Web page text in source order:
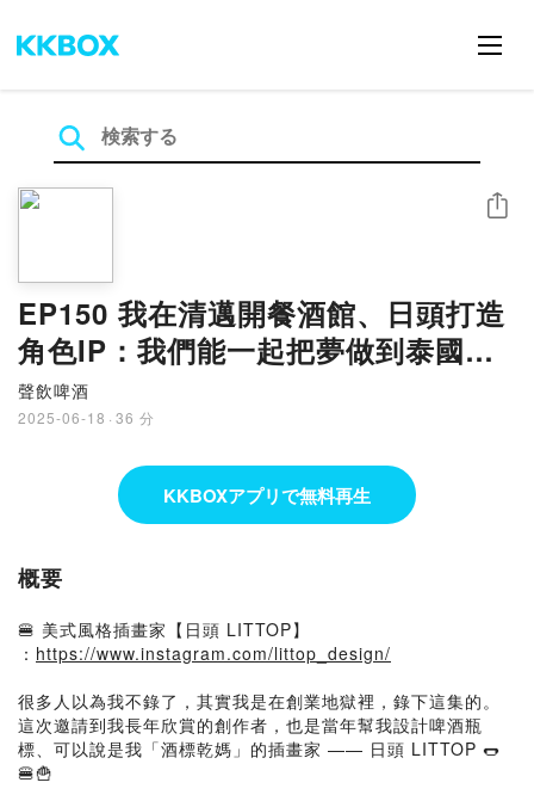
EP150 我在清邁開餐酒館、日頭打造
角色IP：我們能一起把夢做到泰國
嗎？
聲飲啤酒
2025-06-18 · 36 分
シェア
KKBOXアプリで無料再生
概要
🍔 美式風格插畫家【日頭 LITTOP】
： https://www.instagram.com/littop_design/
很多人以為我不錄了，其實我是在創業地獄裡，錄下這集的。
這次邀請到我長年欣賞的創作者，也是當年幫我設計啤酒瓶
標、可以說是我「酒標乾媽」的插畫家 —— 日頭 LITTOP 🌭
🍔🍟